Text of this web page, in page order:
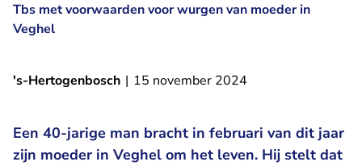
Tbs met voorwaarden voor wurgen van moeder in
Veghel
's-Hertogenbosch | 15 november 2024
Een 40-jarige man bracht in februari van dit jaar
zijn moeder in Veghel om het leven. Hij stelt dat